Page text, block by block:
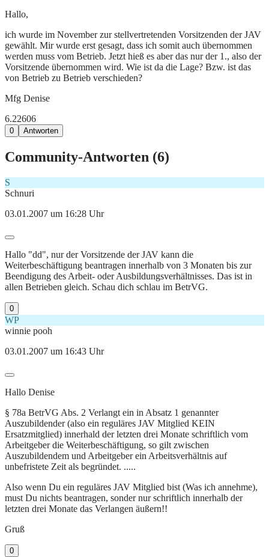
Hallo,
ich wurde im November zur stellvertretenden Vorsitzenden der JAV
gewählt. Mir wurde erst gesagt, dass ich somit auch übernommen
werden muss vom Betrieb. Jetzt hieß es aber das nur der 1., also der
Vorsitzende übernommen wird. Wie ist da die Lage? Bzw. ist das
von Betrieb zu Betrieb verschieden?
Mfg Denise
6.22606
0 Antworten
Community-Antworten (6)
S
Schnuri
03.01.2007 um 16:28 Uhr
Hallo "dd", nur der Vorsitzende der JAV kann die
Weiterbeschäftigung beantragen innerhalb von 3 Monaten bis zur
Beendigung des Arbeit- oder Ausbildungsverhältnisses. Das ist in
allen Betrieben gleich. Schau dich schlau im BetrVG.
0
WP
winnie pooh
03.01.2007 um 16:43 Uhr
Hallo Denise
§ 78a BetrVG Abs. 2 Verlangt ein in Absatz 1 genannter
Auszubildender (also ein reguläres JAV Mitglied KEIN
Ersatzmitglied) innerhald der letzten drei Monate schriftlich vom
Arbeitgeber die Weiterbeschäftigung, so gilt zwischen
Auszubildendem und Arbeitgeber ein Arbeitsverhältnis auf
unbefristete Zeit als begründet. .....
Also wenn Du ein reguläres JAV Mitglied bist (Was ich annehme),
must Du nichts beantragen, sonder nur schriftlich innerhalb der
letzten drei Monate das Verlangen äußern!!
Gruß
0